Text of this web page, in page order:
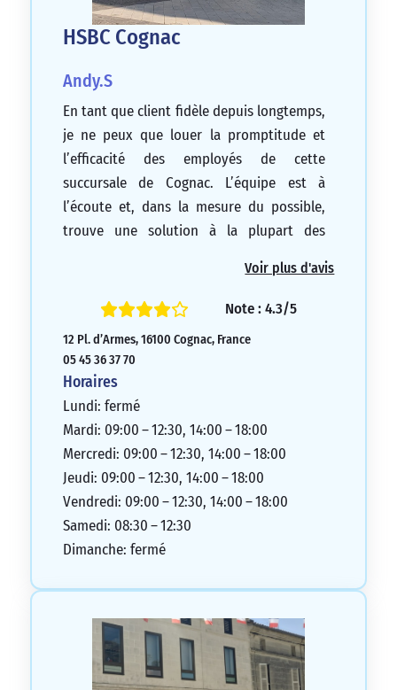
HSBC Cognac
Andy.S
En tant que client fidèle depuis longtemps,
je ne peux que louer la promptitude et
l’efficacité des employés de cette
succursale de Cognac. L’équipe est à
l’écoute et, dans la mesure du possible,
trouve une solution à la plupart des
5/5
Voir plus d'avis
Note : 4.3/5
12 Pl. d’Armes, 16100 Cognac, France
05 45 36 37 70
Horaires
Lundi: fermé
Mardi: 09:00 – 12:30, 14:00 – 18:00
Mercredi: 09:00 – 12:30, 14:00 – 18:00
Jeudi: 09:00 – 12:30, 14:00 – 18:00
Vendredi: 09:00 – 12:30, 14:00 – 18:00
Samedi: 08:30 – 12:30
Dimanche: fermé